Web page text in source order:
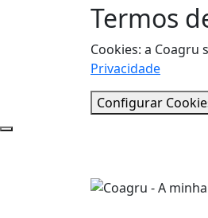
Termos
Cookies: a Coagru
Privacidade
Configurar